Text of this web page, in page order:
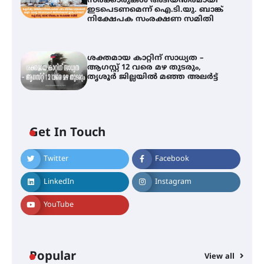
ഇടപെടണമെന്ന് ഐ.ടി.യു. ബാങ്ക്
നിക്ഷേപക സംരക്ഷണ സമിതി
ശക്തമായ കാറ്റിന് സാധ്യത –
ആഗസ്റ്റ് 12 വരെ മഴ തുടരും,
തൃശൂർ ജില്ലയിൽ മഞ്ഞ അലർട്ട്
Get In Touch
Twitter Facebook
LinkedIn Instagram
YouTube
Popular View all
തിരനോട്ടം ‘അരങ്ങ് 2026’ ഉണർന്നു
ഐ.ടി.യു. ബാങ്കിലെ
നിക്ഷേപകർക്ക് പണം തിരികെ
നിക്ഷേപക സംരക്ഷണ സമിതി